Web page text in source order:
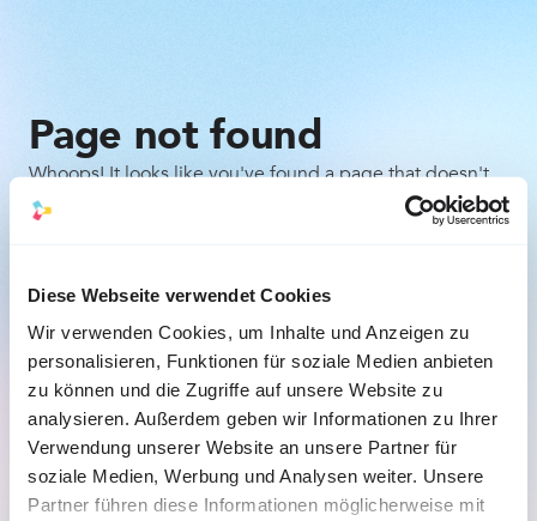
Diese Webseite verwendet Cookies
Wir verwenden Cookies, um Inhalte und Anzeigen zu
personalisieren, Funktionen für soziale Medien anbieten
zu können und die Zugriffe auf unsere Website zu
analysieren. Außerdem geben wir Informationen zu Ihrer
Verwendung unserer Website an unsere Partner für
soziale Medien, Werbung und Analysen weiter. Unsere
Partner führen diese Informationen möglicherweise mit
Page not found
Whoops! It looks like you've found a page that doesn't
exist. Don't worry, it happens to the best of us. Here are
Check the URL for any typos or mistakes.
Go back to the previous page and try to navigate
to the desired content from there.
Back to the homepage